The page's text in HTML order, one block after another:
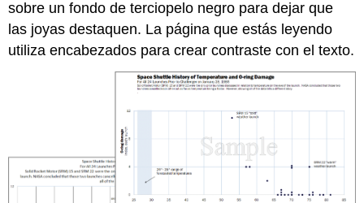
sobre un fondo de terciopelo negro para dejar que
las joyas destaquen. La página que estás leyendo
utiliza encabezados para crear contraste con el texto.